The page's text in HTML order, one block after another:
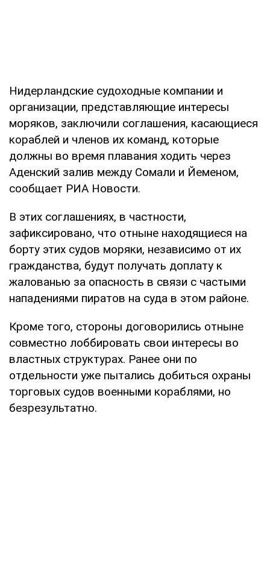
Нидерландские судоходные компании и
организации, представляющие интересы
моряков, заключили соглашения, касающиеся
кораблей и членов их команд, которые
должны во время плавания ходить через
Аденский залив между Сомали и Йеменом,
сообщает РИА Новости.
В этих соглашениях, в частности,
зафиксировано, что отныне находящиеся на
борту этих судов моряки, независимо от их
гражданства, будут получать доплату к
жалованью за опасность в связи с частыми
нападениями пиратов на суда в этом районе.
Кроме того, стороны договорились отныне
совместно лоббировать свои интересы во
властных структурах. Ранее они по
отдельности уже пытались добиться охраны
торговых судов военными кораблями, но
безрезультатно.